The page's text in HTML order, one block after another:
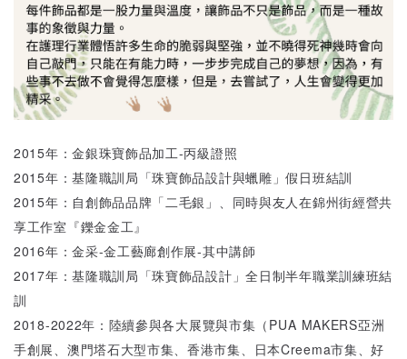
2015年：金銀珠寶飾品加工-丙級證照
2015年：基隆職訓局「珠寶飾品設計與蠟雕」假日班結訓
2015年：自創飾品品牌「二毛銀」、同時與友人在錦州街經營共
享工作室『鑠金金工』
2016年：金采-金工藝廊創作展-其中講師
2017年：基隆職訓局「珠寶飾品設計」全日制半年職業訓練班結
訓
2018-2022年：陸續參與各大展覽與市集（PUA MAKERS亞洲
手創展、澳門塔石大型市集、香港市集、日本Creema市集、好